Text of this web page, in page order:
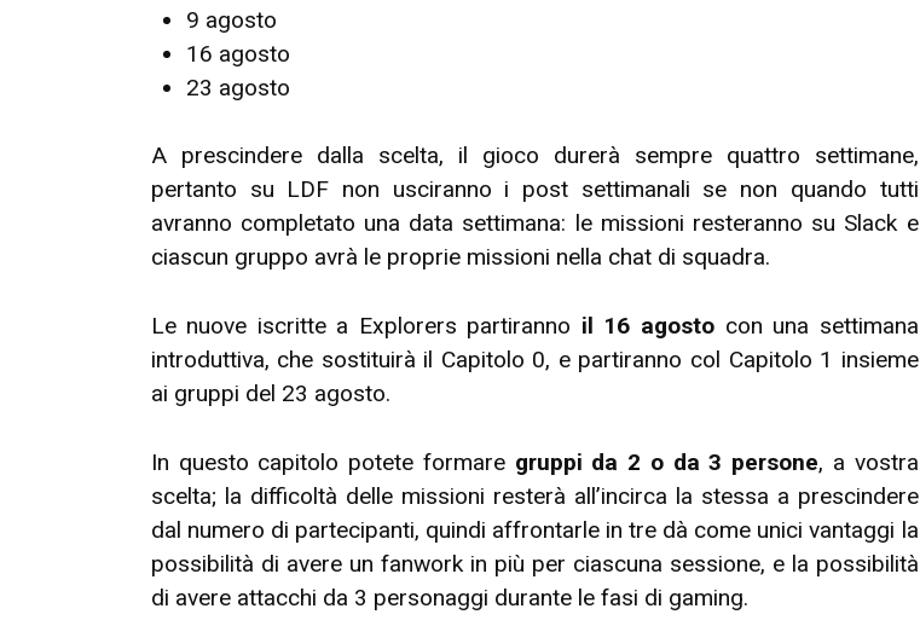
9 agosto
16 agosto
23 agosto
A prescindere dalla scelta, il gioco durerà sempre quattro settimane,
pertanto su LDF non usciranno i post settimanali se non quando tutti
avranno completato una data settimana: le missioni resteranno su Slack e
ciascun gruppo avrà le proprie missioni nella chat di squadra.
Le nuove iscritte a Explorers partiranno il 16 agostocon una settimana
introduttiva, che sostituirà il Capitolo 0, e partiranno col Capitolo 1 insieme
ai gruppi del 23 agosto.
In questo capitolo potete formare gruppi da 2 o da 3 persone, a vostra
scelta; la difficoltà delle missioni resterà all’incirca la stessa a prescindere
dal numero di partecipanti, quindi affrontarle in tre dà come unici vantaggi la
possibilità di avere un fanwork in più per ciascuna sessione, e la possibilità
di avere attacchi da 3 personaggi durante le fasi di gaming.